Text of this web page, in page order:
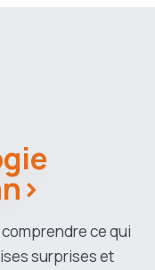
ce qui
surprises et